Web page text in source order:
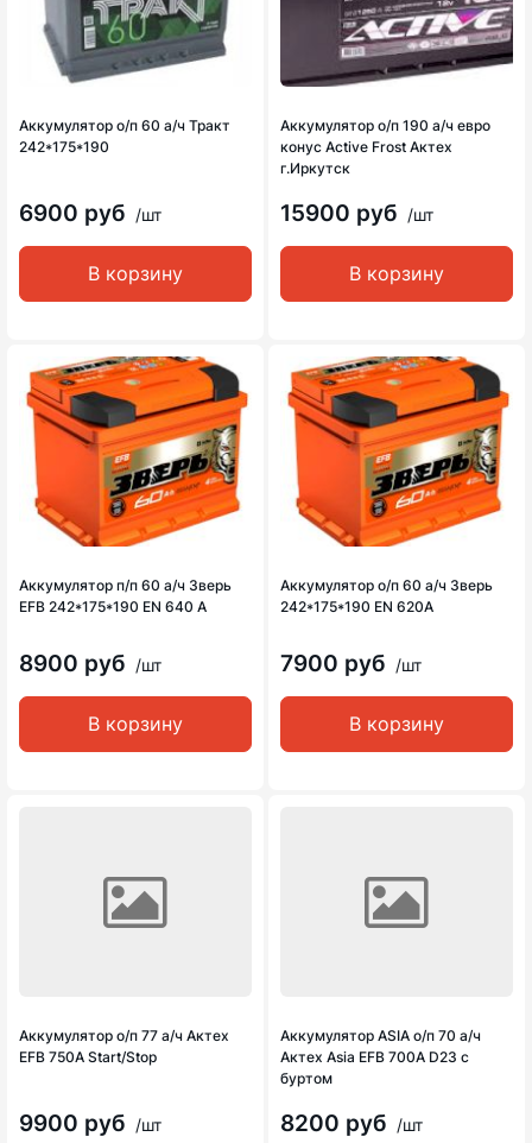
Аккумулятор о/п 60 а/ч Тракт
242*175*190
6900 руб /шт
В корзину
Аккумулятор о/п 190 а/ч евро
конус Active Frost Актех
г.Иркутск
15900 руб /шт
В корзину
Аккумулятор п/п 60 а/ч Зверь
EFB 242*175*190 EN 640 A
8900 руб /шт
В корзину
Аккумулятор о/п 60 а/ч Зверь
242*175*190 EN 620A
7900 руб /шт
В корзину
Аккумулятор о/п 77 а/ч Актех
EFB 750A Start/Stop
9900 руб /шт
Аккумулятор ASIA о/п 70 а/ч
Актех Asia EFB 700A D23 с
буртом
8200 руб /шт